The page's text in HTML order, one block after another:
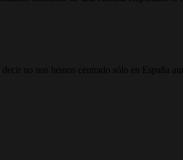
no nos hemos centrado sólo en España